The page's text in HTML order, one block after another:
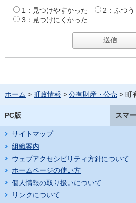
1：見つけやすかった
2：ふつう
3：見つけにくかった
ホーム > 町政情報 > 公有財産・公売 > 町
PC版 スマ
サイトマップ
組織案内
ウェブアクセシビリティ方針について
ホームページの使い方
個人情報の取り扱いについて
リンクについて